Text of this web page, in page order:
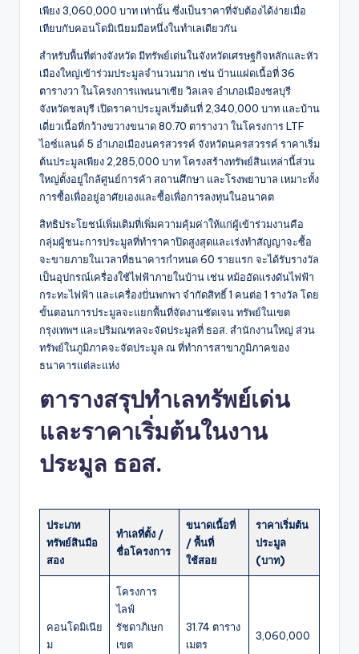
เพียง 3,060,000 บาท เท่านั้น ซึ่งเป็นราคาที่จับต้องได้ง่ายเมื่อ
เทียบกับคอนโดมิเนียมมือหนึ่งในทำเลเดียวกัน
สำหรับพื้นที่ต่างจังหวัด มีทรัพย์เด่นในจังหวัดเศรษฐกิจหลักและหัว
เมืองใหญ่เข้าร่วมประมูลจำนวนมาก เช่น บ้านแฝดเนื้อที่ 36
ตารางวา ในโครงการแพนนาเซีย วิลเลจ อำเภอเมืองชลบุรี
จังหวัดชลบุรี เปิดราคาประมูลเริ่มต้นที่ 2,340,000 บาท และบ้าน
เดี่ยวเนื้อที่กว้างขวางขนาด 80.70 ตารางวา ในโครงการ LTF
ไอซ์แลนด์ 5 อำเภอเมืองนครสวรรค์ จังหวัดนครสวรรค์ ราคาเริ่ม
ต้นประมูลเพียง 2,285,000 บาท โครงสร้างทรัพย์สินเหล่านี้ส่วน
ใหญ่ตั้งอยู่ใกล้ศูนย์การค้า สถานศึกษา และโรงพยาบาล เหมาะทั้ง
การซื้อเพื่ออยู่อาศัยเองและซื้อเพื่อการลงทุนในอนาคต
สิทธิประโยชน์เพิ่มเติมที่เพิ่มความคุ้มค่าให้แก่ผู้เข้าร่วมงานคือ
กลุ่มผู้ชนะการประมูลที่ทำราคาปิดสูงสุดและเร่งทำสัญญาจะซื้อ
จะขายภายในเวลาที่ธนาคารกำหนด 60 รายแรก จะได้รับรางวัล
เป็นอุปกรณ์เครื่องใช้ไฟฟ้าภายในบ้าน เช่น หม้ออัดแรงดันไฟฟ้า
กระทะไฟฟ้า และเครื่องปั่นพกพา จำกัดสิทธิ์ 1 คนต่อ 1 รางวัล โดย
ขั้นตอนการประมูลจะแยกพื้นที่จัดงานชัดเจน ทรัพย์ในเขต
กรุงเทพฯ และปริมณฑลจะจัดประมูลที่ ธอส. สำนักงานใหญ่ ส่วน
ทรัพย์ในภูมิภาคจะจัดประมูล ณ ที่ทำการสาขาภูมิภาคของ
ธนาคารแต่ละแห่ง
ตารางสรุปทำเลทรัพย์เด่น
และราคาเริ่มต้นในงาน
ประมูล ธอส.
ประเภท
ทรัพย์สินมือ
สอง
ทำเลที่ตั้ง /
ชื่อโครงการ
ขนาดเนื้อที่
/ พื้นที่
ใช้สอย
ราคาเริ่มต้น
ประมูล
(บาท)
คอนโดมิเนีย
ม
โครงการ
ไลฟ์
รัชดาภิเษก
เขต
31.74 ตาราง
เมตร
3,060,000